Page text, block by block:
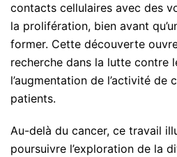
contacts cellulaires avec des
la prolifération, bien avant
former. Cette découverte
recherche dans la lutte contre
l’augmentation de l’activité de
patients.
Au-delà du cancer, ce travail
poursuivre l’exploration de la